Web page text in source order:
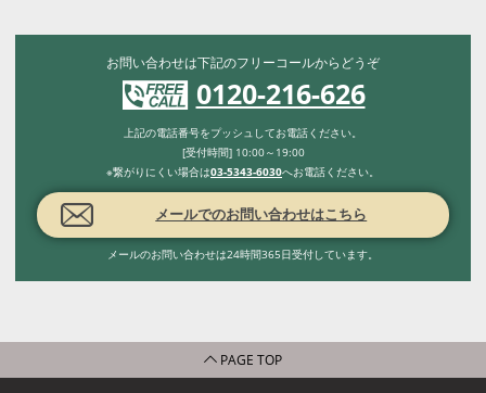
お問い合わせは下記のフリーコールからどうぞ
0120-216-626
上記の電話番号をプッシュしてお電話ください。
[受付時間] 10:00～19:00
※繋がりにくい場合は03-5343-6030へお電話ください。
メールでのお問い合わせはこちら
メールのお問い合わせは24時間365日受付しています。
PAGE TOP